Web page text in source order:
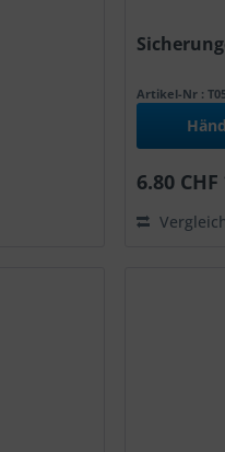
Artikel-Nr :
6.80